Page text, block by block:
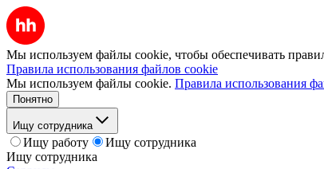
Мы используем файлы cookie, чтобы обеспечивать
Правила использования файлов cookie
Мы используем файлы cookie. Правила использования
Понятно
Ищу сотрудника
Ищу работу
Ищу сотрудника
Ищу сотрудника